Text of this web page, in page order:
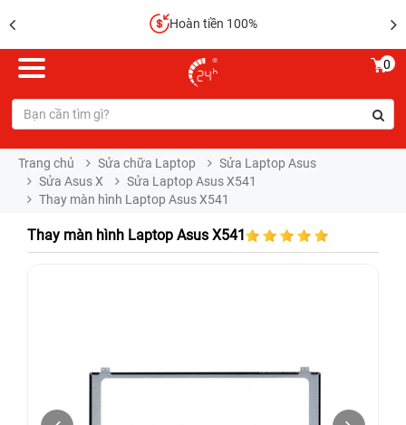
Hoàn tiền 100%
0
Trang chủ Sửa chữa Laptop
Sửa Laptop Asus
Sửa Asus X
Sửa Laptop Asus X541
Thay màn hình Laptop Asus X541
Thay màn hình Laptop Asus X541